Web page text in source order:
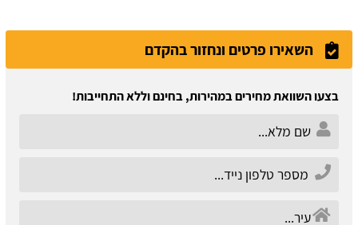
השאירו פרטים ונחזור בהקדם
בצעו השוואת מחירים במהירות, בחינם וללא התחייבות!